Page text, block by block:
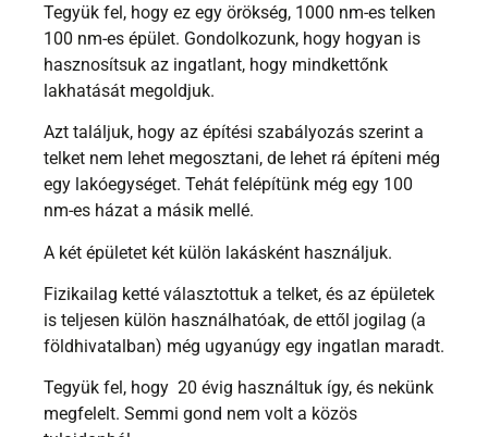
Tegyük fel, hogy ez egy örökség, 1000 nm-es telken
100 nm-es épület. Gondolkozunk, hogy hogyan is
hasznosítsuk az ingatlant, hogy mindkettőnk
lakhatását megoldjuk.
Azt találjuk, hogy az építési szabályozás szerint a
telket nem lehet megosztani, de lehet rá építeni még
egy lakóegységet. Tehát felépítünk még egy 100
nm-es házat a másik mellé.
A két épületet két külön lakásként használjuk.
Fizikailag ketté választottuk a telket, és az épületek
is teljesen külön használhatóak, de ettől jogilag (a
földhivatalban) még ugyanúgy egy ingatlan maradt.
Tegyük fel, hogy 20 évig használtuk így, és nekünk
megfelelt. Semmi gond nem volt a közös